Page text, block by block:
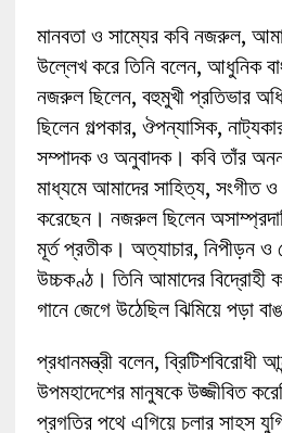
মানবতা ও সাম্যের কবি নজরুল,
উল্লেখ করে তিনি বলেন, আধুনিক
নজরুল ছিলেন, বহুমুখী প্রতিভার
ছিলেন গল্পকার, ঔপন্যাসিক,
সম্পাদক ও অনুবাদক। কবি তাঁর
মাধ্যমে আমাদের সাহিত্য, সংগীত
করেছেন। নজরুল ছিলেন
মূর্ত প্রতীক। অত্যাচার, নিপীড়ন ও
উচ্চকণ্ঠ। তিনি আমাদের বিদ্রোহী
গানে জেগে উঠেছিল ঝিমিয়ে পড়া
প্রধানমন্ত্রী বলেন, ব্রিটিশবিরোধী
উপমহাদেশের মানুষকে উজ্জীবিত
প্রগতির পথে এগিয়ে চলার সাহস